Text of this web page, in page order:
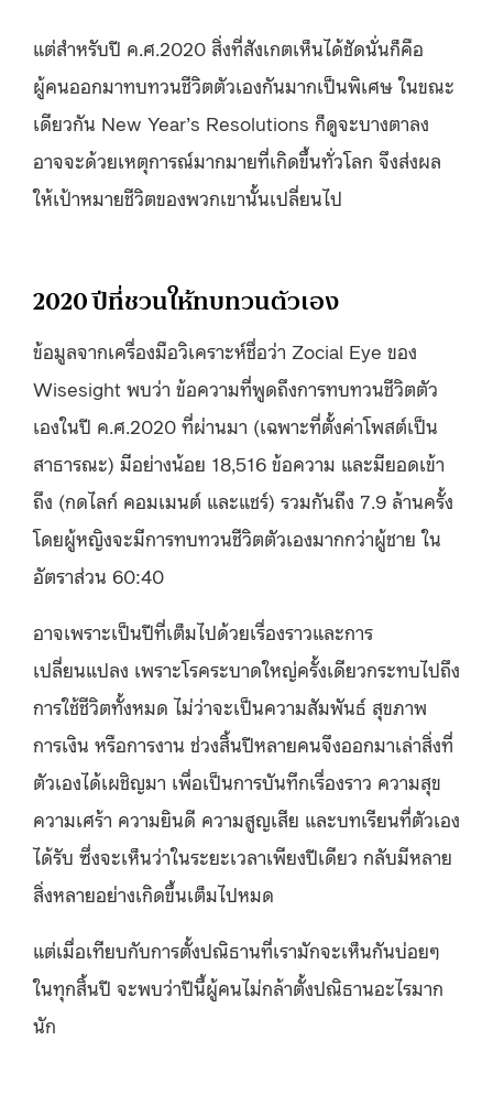
แต่สำหรับปี ค.ศ.2020 สิ่งที่สังเกตเห็นได้ชัดนั่นก็คือ
ผู้คนออกมาทบทวนชีวิตตัวเองกันมากเป็นพิเศษ ในขณะ
เดียวกัน New Year’s Resolutions ก็ดูจะบางตาลง
อาจจะด้วยเหตุการณ์มากมายที่เกิดขึ้นทั่วโลก จึงส่งผล
ให้เป้าหมายชีวิตของพวกเขานั้นเปลี่ยนไป
2020 ปีที่ชวนให้ทบทวนตัวเอง
ข้อมูลจากเครื่องมือวิเคราะห์ชื่อว่า Zocial Eye ของ
Wisesight พบว่า ข้อความที่พูดถึงการทบทวนชีวิตตัว
เองในปี ค.ศ.2020 ที่ผ่านมา (เฉพาะที่ตั้งค่าโพสต์เป็น
สาธารณะ) มีอย่างน้อย 18,516 ข้อความ และมียอดเข้า
ถึง (กดไลก์ คอมเมนต์ และแชร์) รวมกันถึง 7.9 ล้านครั้ง
โดยผู้หญิงจะมีการทบทวนชีวิตตัวเองมากกว่าผู้ชาย ใน
อัตราส่วน 60:40
อาจเพราะเป็นปีที่เต็มไปด้วยเรื่องราวและการ
เปลี่ยนแปลง เพราะโรคระบาดใหญ่ครั้งเดียวกระทบไปถึง
การใช้ชีวิตทั้งหมด ไม่ว่าจะเป็นความสัมพันธ์ สุขภาพ
การเงิน หรือการงาน ช่วงสิ้นปีหลายคนจึงออกมาเล่าสิ่งที่
ตัวเองได้เผชิญมา เพื่อเป็นการบันทึกเรื่องราว ความสุข
ความเศร้า ความยินดี ความสูญเสีย และบทเรียนที่ตัวเอง
ได้รับ ซึ่งจะเห็นว่าในระยะเวลาเพียงปีเดียว กลับมีหลาย
สิ่งหลายอย่างเกิดขึ้นเต็มไปหมด
แต่เมื่อเทียบกับการตั้งปณิธานที่เรามักจะเห็นกันบ่อยๆ
ในทุกสิ้นปี จะพบว่าปีนี้ผู้คนไม่กล้าตั้งปณิธานอะไรมาก
นัก